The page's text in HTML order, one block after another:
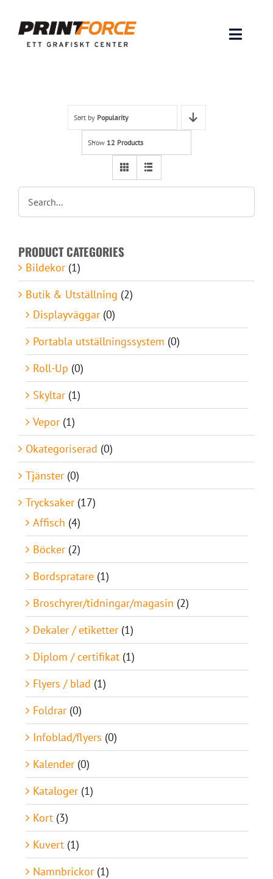
content
Toggle
INSPIRATION
Lämna original & filer
Om oss
Kontakt
Sort by Popularity
Show 12 Products
PRODUCT CATEGORIES
Bildekor (1)
Butik & Utställning (2)
Displayväggar (0)
Portabla utställningssystem (0)
Roll-Up (0)
Skyltar (1)
Vepor (1)
Okategoriserad (0)
Tjänster (0)
Trycksaker (17)
Affisch (4)
Böcker (2)
Bordspratare (1)
Broschyrer/tidningar/magasin (2)
Dekaler / etiketter (1)
Diplom / certifikat (1)
Flyers / blad (1)
Foldrar (0)
Infoblad/flyers (0)
Kalender (0)
Kataloger (1)
Kort (3)
Kuvert (1)
Namnbrickor (1)